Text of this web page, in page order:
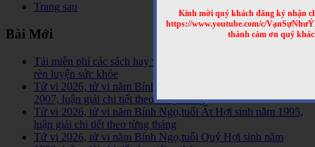
Kính mời quý khách đăng ký nhận
https://www.youtube.com/c/
thành cảm ơn quý
Trang sau
Bài Mới
Tải miễn phí các sách hay về tinh hoa võ học trên Thế Giới,
rèn luyện sức khỏe
Tử vi 2026, tử vi năm Bính Ngọ,tuổi Đinh Hợi sinh năm
2007, luận giải chi tiết theo từng tháng
Tử vi 2026, tử vi năm Bính Ngọ,tuổi Ất Hợi sinh năm 1995,
luận giải chi tiết theo từng tháng
Tử vi 2026, tử vi năm Bính Ngọ,tuổi Quý Hợi sinh năm